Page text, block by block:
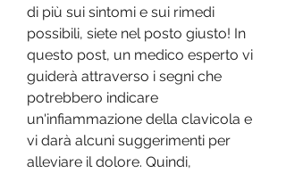
di più sui sintomi e sui rimedi
possibili, siete nel posto giusto! In
questo post, un medico esperto vi
guiderà attraverso i segni che
potrebbero indicare
un'infiammazione della clavicola e
vi darà alcuni suggerimenti per
alleviare il dolore. Quindi,